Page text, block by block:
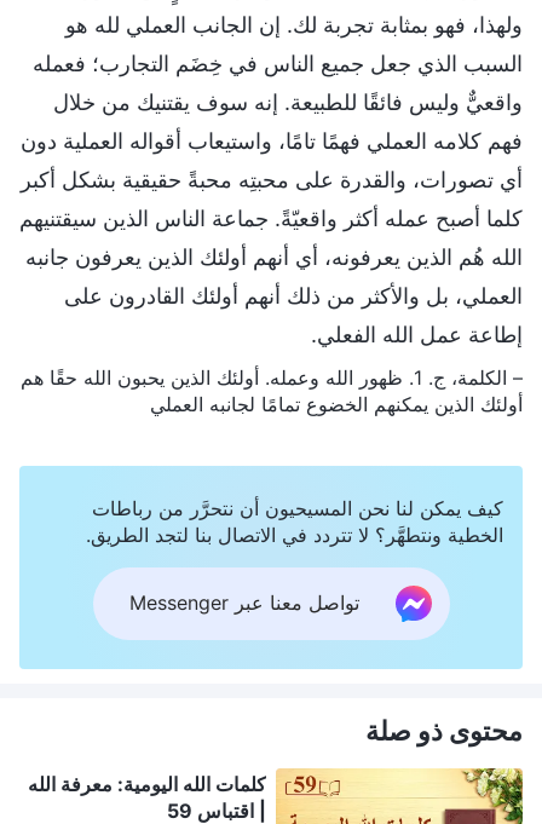
ولهذا، فهو بمثابة تجربة لك. إن الجانب العملي لله هو
السبب الذي جعل جميع الناس في خِضَم التجارب؛ فعمله
واقعيٌّ وليس فائقًا للطبيعة. إنه سوف يقتنيك من خلال
فهم كلامه العملي فهمًا تامًا، واستيعاب أقواله العملية دون
أي تصورات، والقدرة على محبتِه محبةً حقيقية بشكل أكبر
كلما أصبح عمله أكثر واقعيّةً. جماعة الناس الذين سيقتنيهم
الله هُم الذين يعرفونه، أي أنهم أولئك الذين يعرفون جانبه
العملي، بل والأكثر من ذلك أنهم أولئك القادرون على
إطاعة عمل الله الفعلي.
– الكلمة، ج. 1. ظهور الله وعمله. أولئك الذين يحبون الله حقًا هم
أولئك الذين يمكنهم الخضوع تمامًا لجانبه العملي
كيف يمكن لنا نحن المسيحيون أن نتحرَّر من رباطات
الخطية ونتطهَّر؟ لا تتردد في الاتصال بنا لتجد الطريق.
تواصل معنا عبر Messenger
محتوى ذو صلة
كلمات الله اليومية: معرفة الله
| اقتباس 59